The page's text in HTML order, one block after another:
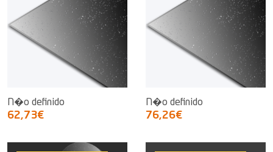
N�o definido
62,73€
N�o definido
76,26€